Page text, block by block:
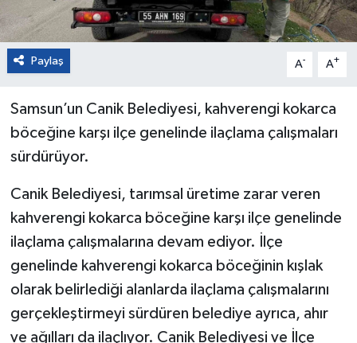
Paylaş A- A+
Samsun’un Canik Belediyesi, kahverengi kokarca
böceğine karşı ilçe genelinde ilaçlama çalışmaları
sürdürüyor.
Canik Belediyesi, tarımsal üretime zarar veren
kahverengi kokarca böceğine karşı ilçe genelinde
ilaçlama çalışmalarına devam ediyor. İlçe
genelinde kahverengi kokarca böceğinin kışlak
olarak belirlediği alanlarda ilaçlama çalışmalarını
gerçekleştirmeyi sürdüren belediye ayrıca, ahır
ve ağılları da ilaçlıyor. Canik Belediyesi ve İlçe